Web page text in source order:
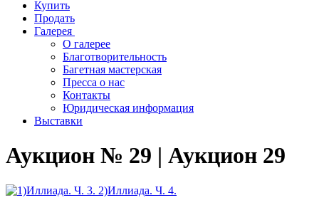
Купить
Продать
Галерея
О галерее
Благотворительность
Багетная мастерская
Пресса о нас
Контакты
Юридическая информация
Выставки
Аукцион № 29 | Аукцион 29